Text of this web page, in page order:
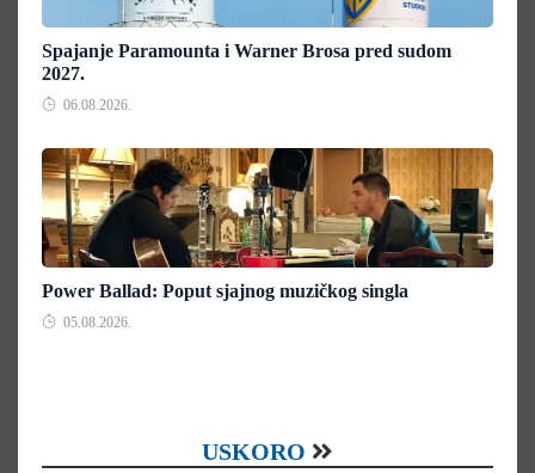
Spajanje Paramounta i Warner Brosa pred sudom
2027.
06.08.2026.
Power Ballad: Poput sjajnog muzičkog singla
05.08.2026.
USKORO